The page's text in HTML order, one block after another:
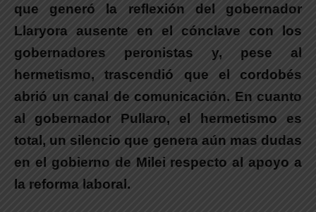
que generó la reflexión del gobernador
Llaryora ausente en el cónclave con los
gobernadores peronistas y, pese al
hermetismo,trascendió que el cordobés
abrió un canal de comunicación. En cuanto
al gobernador Pullaro, el hermetismo es
total, un silencio que genera aún mas dudas
en el gobierno de Milei respecto al apoyo a
la reforma laboral.